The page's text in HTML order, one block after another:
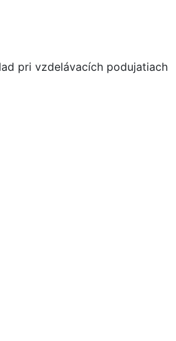
pri vzdelávacích podujatiach